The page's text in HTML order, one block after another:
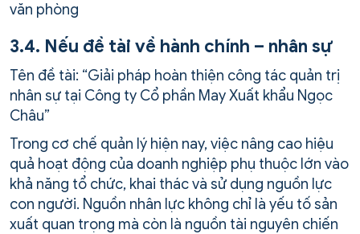
văn phòng
3.4. Nếu đề tài về hành chính – nhân sự
Tên đề tài: “Giải pháp hoàn thiện công tác quản trị
nhân sự tại Công ty Cổ phần May Xuất khẩu Ngọc
Châu”
Trong cơ chế quản lý hiện nay, việc nâng cao hiệu
quả hoạt động của doanh nghiệp phụ thuộc lớn vào
khả năng tổ chức, khai thác và sử dụng nguồn lực
con người. Nguồn nhân lực không chỉ là yếu tố sản
xuất quan trọng mà còn là nguồn tài nguyên chiến